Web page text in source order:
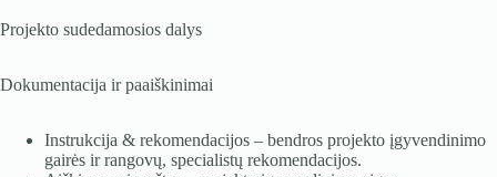
Projekto sudedamosios dalys
Dokumentacija ir paaiškinimai
Instrukcija & rekomendacijos – bendros projekto įgyvendinimo
gairės ir rangovų, specialistų rekomendacijos.